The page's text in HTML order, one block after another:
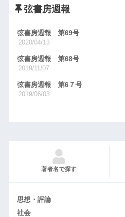
弦書房週報
弦書房週報 第69号
2020/04/13
弦書房週報 第68号
2019/11/07
弦書房週報 第6７号
2019/06/03
著者名で探す
思想・評論
社会